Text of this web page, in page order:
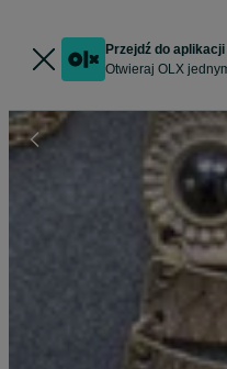
Przejdź do aplikacji
Otwieraj OLX